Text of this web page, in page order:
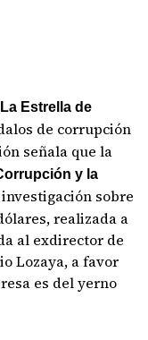
La Estrella de
de corrupción
señala que la
y la
sobre
realizada a
al exdirector de
Lozaya, a favor
es del yerno